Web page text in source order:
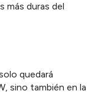
más duras del
quedará
sino también en la